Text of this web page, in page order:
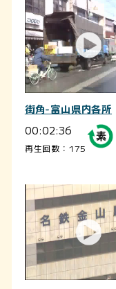
街角-富山県内各所
00:02:36
再生回数：175